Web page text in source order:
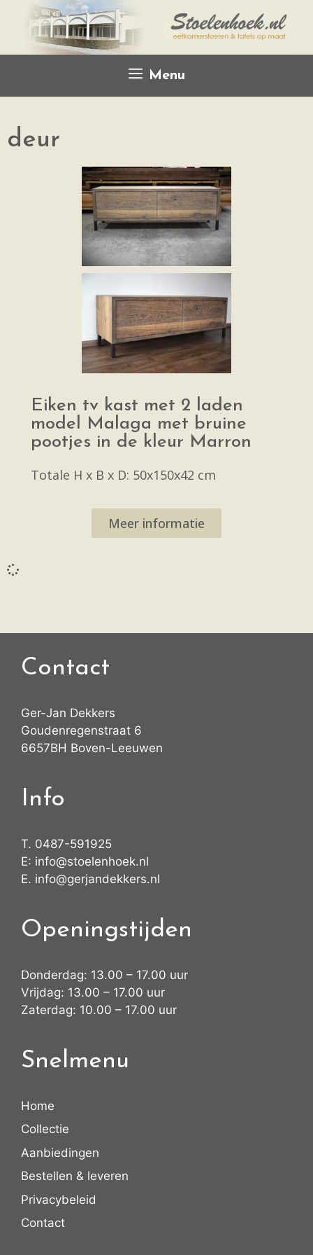
Menu
deur
Eiken tv kast met 2 laden
model Malaga met bruine
pootjes in de kleur Marron
Totale H x B x D: 50x150x42 cm
Meer informatie
Contact
Ger-Jan Dekkers
Goudenregenstraat 6
6657BH Boven-Leeuwen
Info
T. 0487-591925
E: info@stoelenhoek.nl
E. info@gerjandekkers.nl
Openingstijden
Donderdag: 13.00 – 17.00 uur
Vrijdag: 13.00 – 17.00 uur
Zaterdag: 10.00 – 17.00 uur
Snelmenu
Home
Collectie
Aanbiedingen
Bestellen & leveren
Privacybeleid
Contact